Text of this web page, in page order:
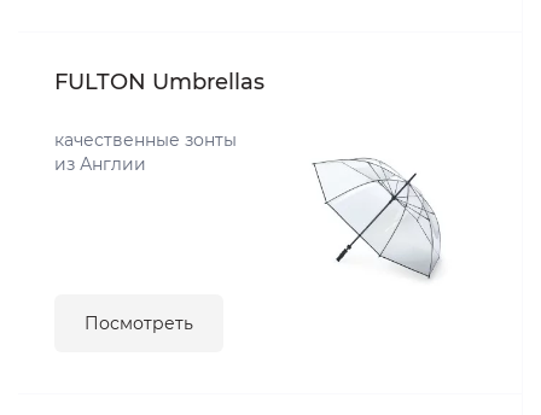
FULTON Umbrellas
качественные зонты
из Англии
Посмотреть